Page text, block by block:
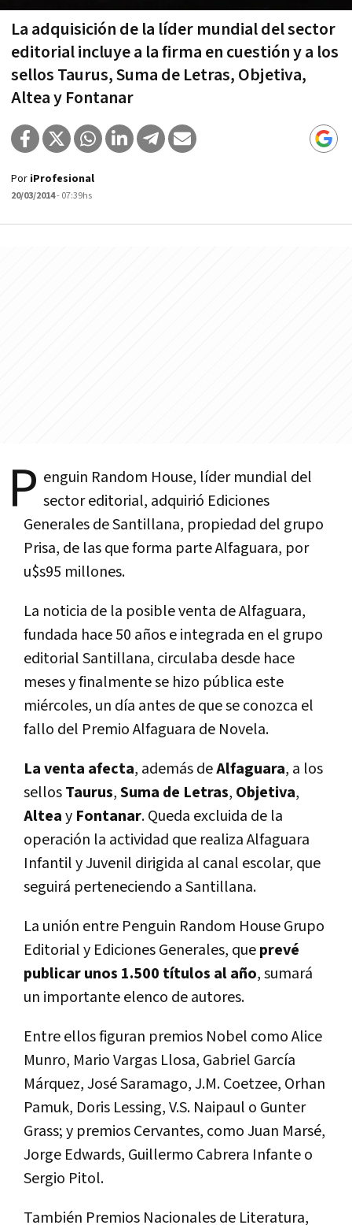
La adquisición de la líder mundial del sector
editorial incluye a la firma en cuestión y a los
sellos Taurus, Suma de Letras, Objetiva,
Altea y Fontanar
Por iProfesional
20/03/2014- 07:39hs
P enguin Random House, líder mundial del
sector editorial, adquirió Ediciones
Generales de Santillana, propiedad del grupo
Prisa, de las que forma parte Alfaguara, por
u$s95 millones.
La noticia de la posible venta de Alfaguara,
fundada hace 50 años e integrada en el grupo
editorial Santillana, circulaba desde hace
meses y finalmente se hizo pública este
miércoles, un día antes de que se conozca el
fallo del Premio Alfaguara de Novela.
La venta afecta, además deAlfaguara, a los
sellosTaurus,Suma de Letras, Objetiva,
Alteay Fontanar. Queda excluida de la
operación la actividad que realiza Alfaguara
Infantil y Juvenil dirigida al canal escolar, que
seguirá perteneciendo a Santillana.
La unión entre Penguin Random House Grupo
Editorial y Ediciones Generales, queprevé
publicar unos 1.500 títulos al año, sumará
un importante elenco de autores.
Entre ellos figuran premios Nobel como Alice
Munro, Mario Vargas Llosa, Gabriel García
Márquez, José Saramago, J.M. Coetzee, Orhan
Pamuk, Doris Lessing, V.S. Naipaul o Gunter
Grass; y premios Cervantes, como Juan Marsé,
Jorge Edwards, Guillermo Cabrera Infante o
Sergio Pitol.
También Premios Nacionales de Literatura,